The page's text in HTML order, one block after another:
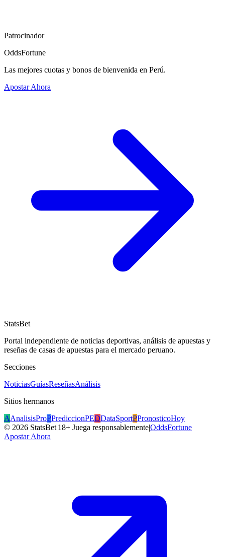
Patrocinador
OddsFortune
Las mejores cuotas y bonos de bienvenida en Perú.
Apostar Ahora
StatsBet
Portal independiente de noticias deportivas, análisis de apuestas y
reseñas de casas de apuestas para el mercado peruano.
Secciones
NoticiasGuíasReseñasAnálisis
Sitios hermanos
AAnalisisProPPrediccionPEDDataSportPPronosticoHoy
© 2026 StatsBet|18+ Juega responsablemente|OddsFortune
Apostar Ahora